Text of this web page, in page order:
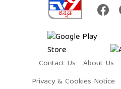
Contact Us About Us
Privacy & Cookies Notice